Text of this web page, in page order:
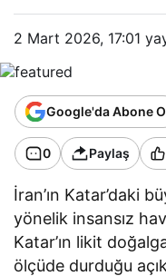
2 Mart 2026, 17:01
Google'da Abone
0 Paylaş
İran’ın Katar’daki
yönelik insansız
Katar’ın likit
ölçüde durduğu